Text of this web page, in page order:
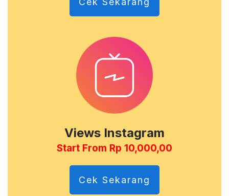
Views Instagram
Start From Rp 10,000,00
Cek Sekarang